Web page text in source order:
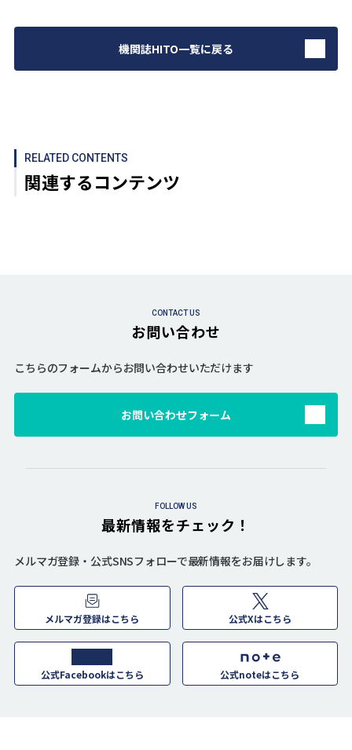
機関誌HITO一覧に戻る
RELATED CONTENTS
関連するコンテンツ
CONTACT US
お問い合わせ
こちらのフォームからお問い合わせいただけます
お問い合わせフォーム
FOLLOW US
最新情報をチェック！
メルマガ登録・公式SNSフォローで最新情報をお届けします。
メルマガ登録はこちら 公式Xはこちら
公式Facebookはこちら 公式noteはこちら